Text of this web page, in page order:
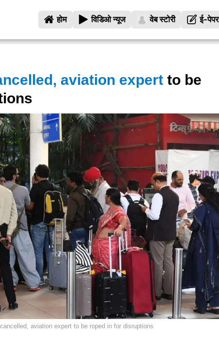
होम विडिओ न्यूज वेब स्टोरी ई-पेपर
aviation expertto be
aviation expert to be roped in for disruptions